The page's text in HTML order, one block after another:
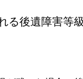
る後遺障害等